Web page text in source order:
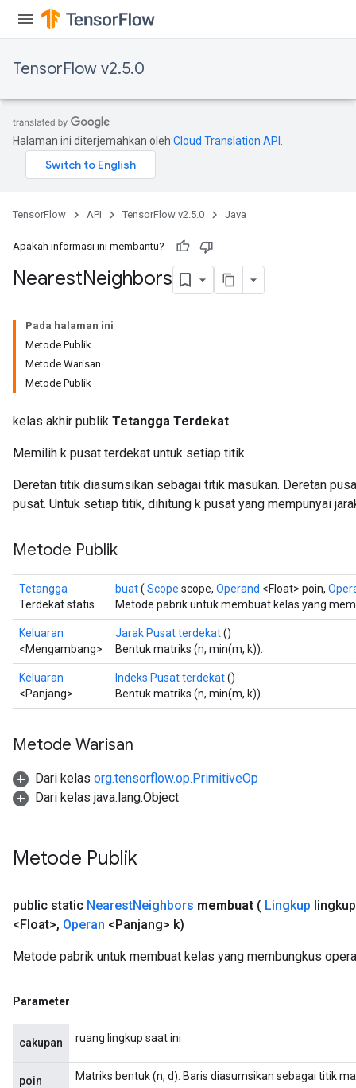
TensorFlow v2.5.0
Halaman ini diterjemahkan oleh Cloud Translation API
TensorFlow API TensorFlow v2.5.0 Java
Apakah informasi ini membantu?
NearestNeighbors
Pada halaman ini
Metode Publik
Metode Warisan
Metode Publik
kelas akhir publik Tetangga Terdekat
Memilih k pusat terdekat untuk setiap titik.
Deretan titik diasumsikan sebagai titik masukan. Deretan
pusat. Untuk setiap titik, dihitung k pusat yang mempunyai
Metode Publik
Tetangga
Terdekat statis
buat( Scope scope, Operand <Float> poin,
Metode pabrik untuk membuat kelas yang
Keluaran
<Mengambang>
Jarak Pusat terdekat()
Bentuk matriks (n, min(m, k)).
Keluaran
<Panjang>
Indeks Pusat terdekat()
Bentuk matriks (n, min(m, k)).
Metode Warisan
Dari kelas org.tensorflow.op.PrimitiveOp
Dari kelas java.lang.Object
Metode Publik
public static NearestNeighbors membuat ( Lingkup lingkup
<Float>, Operan <Panjang> k)
Metode pabrik untuk membuat kelas yang membungkus
Parameter
cakupan ruang lingkup saat ini
poin Matriks bentuk (n, d). Baris diasumsikan sebagai titik